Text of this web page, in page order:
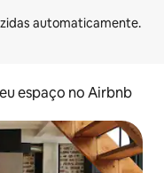
espaço no Airbnb